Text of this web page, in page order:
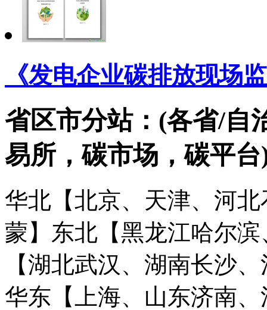
《发电企业碳排放现场
省区市分站：(各省/自
易所，碳市场，碳平台
华北【北京、天津、河
蒙】 东北【黑龙江哈尔
【湖北武汉、湖南长沙
华东【上海、山东济南